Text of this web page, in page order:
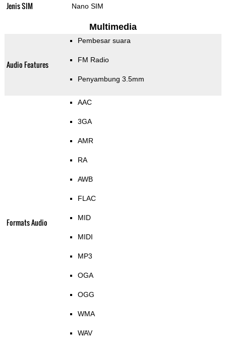
Jenis SIM Nano SIM
Multimedia
Audio Features
Pembesar suara
FM Radio
Penyambung 3.5mm
Formats Audio
AAC
3GA
AMR
RA
AWB
FLAC
MID
MIDI
MP3
OGA
OGG
WMA
WAV